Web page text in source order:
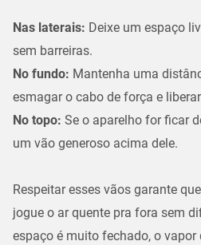
Nas laterais: Deixe um espaço
sem barreiras.
No fundo: Mantenha uma
esmagar o cabo de força e
No topo: Se o aparelho for ficar
um vão generoso acima dele.
Respeitar esses vãos garante
jogue o ar quente pra fora sem
espaço é muito fechado, o